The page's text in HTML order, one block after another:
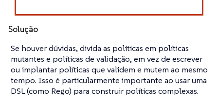
Solução
Se houver dúvidas, divida as políticas em políticas
mutantes e políticas de validação, em vez de escrever
ou implantar políticas que validem e mutem ao mesmo
tempo. Isso é particularmente importante ao usar uma
DSL (como Rego) para construir políticas complexas.